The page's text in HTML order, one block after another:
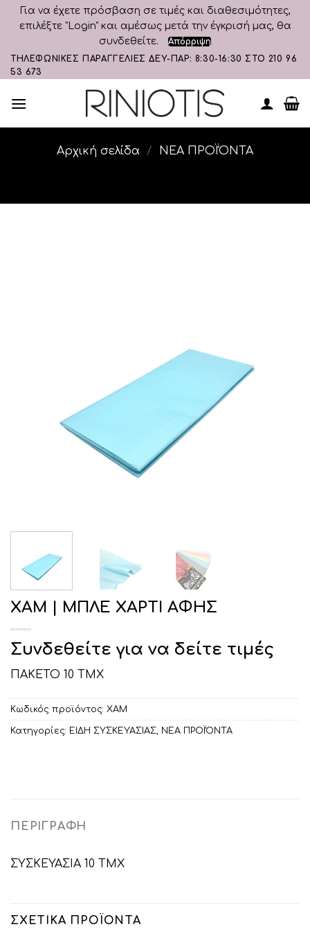
Για να έχετε πρόσβαση σε τιμές και διαθεσιμότητες,
επιλέξτε "Login" και αμέσως μετά την έγκρισή μας, θα
συνδεθείτε.
Απόρριψη
Skip
to
ΤΗΛΕΦΩΝΙΚΕΣ ΠΑΡΑΓΓΕΛΙΕΣ ΔΕΥ-ΠΑΡ: 8:30-16:30 ΣΤΟ 210 96
53 673
Αρχική σελίδα / ΝΕΑ ΠΡΟΪΌΝΤΑ
ΧΑΜ | ΜΠΛΕ ΧΑΡΤΙ ΑΦΗΣ
Συνδεθείτε για να δείτε τιμές
ΠΑΚΕΤΟ 10 ΤΜΧ
Κωδικός προϊόντος: ΧΑΜ
Κατηγορίες: ΕΙΔΗ ΣΥΣΚΕΥΑΣΙΑΣ ΝΕΑ ΠΡΟΪΌΝΤΑ
ΠΕΡΙΓΡΑΦΉ
ΣΥΣΚΕΥΑΣΙΑ 10 ΤΜΧ
ΣΧΕΤΙΚΆ ΠΡΟΪΌΝΤΑ